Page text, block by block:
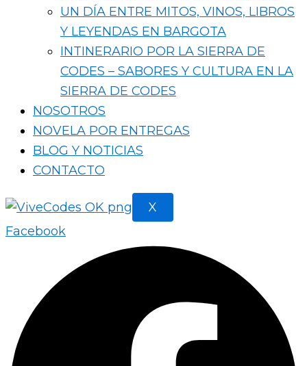
UN DÍA ENTRE MITOS, VINOS, LIBROS
Y LEYENDAS EN BARGOTA
INTINERARIO POR LA SIERRA DE
CODES – SABORES Y CULTURA EN LA
SIERRA DE CODES
NOSOTROS
NOVELA POR ENTREGAS
BLOG Y NOTICIAS
CONTACTO
X
Facebook